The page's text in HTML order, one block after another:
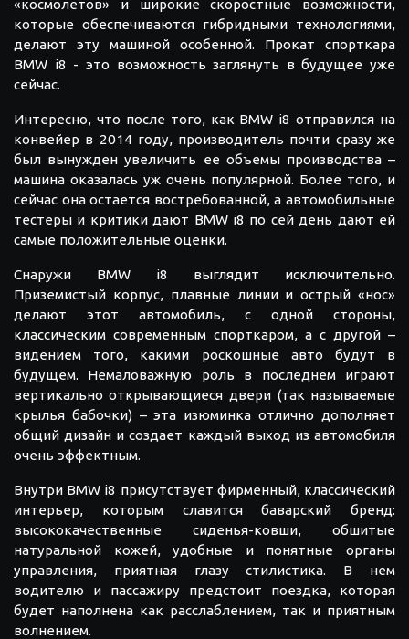
«космолетов» и широкие скоростные возможности,
которые обеспечиваются гибридными технологиями,
делают эту машиной особенной. Прокат спорткара
BMW i8 - это возможность заглянуть в будущее уже
сейчас.
Интересно, что после того, как BMW i8 отправился на
конвейер в 2014 году, производитель почти сразу же
был вынужден увеличить ее объемы производства –
машина оказалась уж очень популярной. Более того, и
сейчас она остается востребованной, а автомобильные
тестеры и критики дают BMW i8 по сей день дают ей
самые положительные оценки.
Снаружи BMW i8 выглядит исключительно.
Приземистый корпус, плавные линии и острый «нос»
делают этот автомобиль, с одной стороны,
классическим современным спорткаром, а с другой –
видением того, какими роскошные авто будут в
будущем. Немаловажную роль в последнем играют
вертикально открывающиеся двери (так называемые
крылья бабочки) – эта изюминка отлично дополняет
общий дизайн и создает каждый выход из автомобиля
очень эффектным.
Внутри BMW i8 присутствует фирменный, классический
интерьер, которым славится баварский бренд:
высококачественные сиденья-ковши, обшитые
натуральной кожей, удобные и понятные органы
управления, приятная глазу стилистика. В нем
водителю и пассажиру предстоит поездка, которая
будет наполнена как расслаблением, так и приятным
волнением.